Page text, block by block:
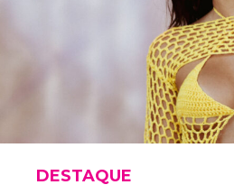
DESTAQUE